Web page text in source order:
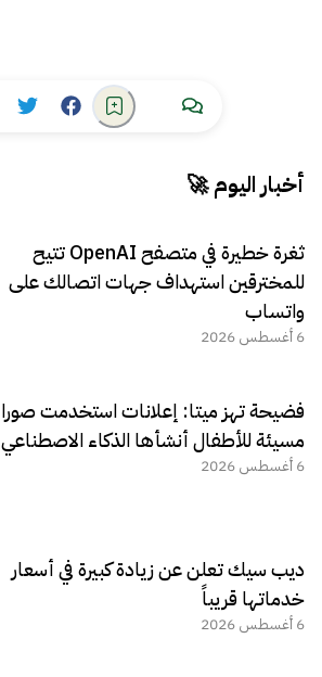
أخبار اليوم 🚀
ثغرة خطيرة في متصفح OpenAI تتيح
للمخترقين استهداف جهات اتصالك على
واتساب
6 أغسطس 2026
فضيحة تهز ميتا: إعلانات استخدمت صورا
مسيئة للأطفال أنشأها الذكاء الاصطناعي
6 أغسطس 2026
ديب سيك تعلن عن زيادة كبيرة في أسعار
خدماتها قريباً
6 أغسطس 2026